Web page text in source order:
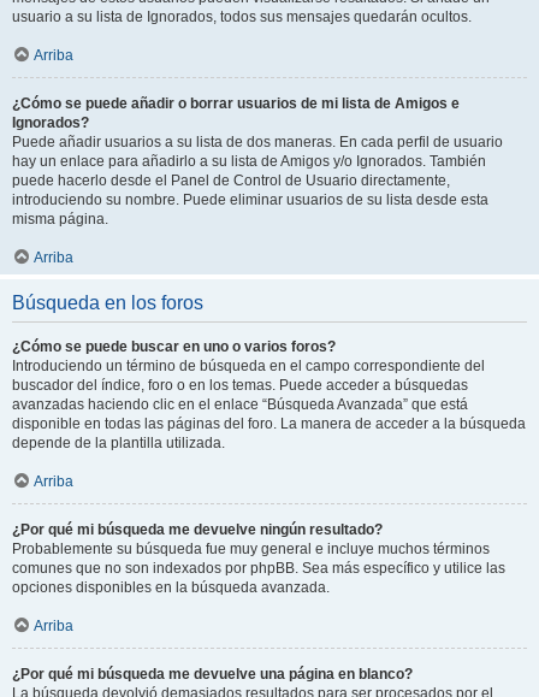
usuario a su lista de Ignorados, todos sus mensajes quedarán ocultos.
Arriba
¿Cómo se puede añadir o borrar usuarios de mi lista de Amigos e
Ignorados?
Puede añadir usuarios a su lista de dos maneras. En cada perfil de usuario
hay un enlace para añadirlo a su lista de Amigos y/o Ignorados. También
puede hacerlo desde el Panel de Control de Usuario directamente,
introduciendo su nombre. Puede eliminar usuarios de su lista desde esta
misma página.
Arriba
Búsqueda en los foros
¿Cómo se puede buscar en uno o varios foros?
Introduciendo un término de búsqueda en el campo correspondiente del
buscador del índice, foro o en los temas. Puede acceder a búsquedas
avanzadas haciendo clic en el enlace “Búsqueda Avanzada” que está
disponible en todas las páginas del foro. La manera de acceder a la búsqueda
depende de la plantilla utilizada.
Arriba
¿Por qué mi búsqueda me devuelve ningún resultado?
Probablemente su búsqueda fue muy general e incluye muchos términos
comunes que no son indexados por phpBB. Sea más específico y utilice las
opciones disponibles en la búsqueda avanzada.
Arriba
¿Por qué mi búsqueda me devuelve una página en blanco?
La búsqueda devolvió demasiados resultados para ser procesados por el